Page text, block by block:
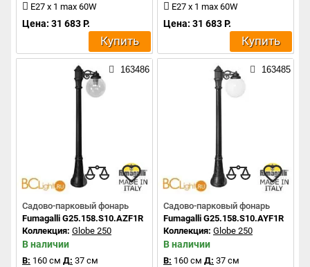
E27 x 1 max 60W
Цена: 31 683 Р.
Купить
E27 x 1 max 60W
Цена: 31 683 Р.
Купить
163486
Садово-парковый фонарь
Fumagalli G25.158.S10.AZF1R
Коллекция: Globe 250
В наличии
В: 160 см Д: 37 см
163485
Садово-парковый фонарь
Fumagalli G25.158.S10.AYF1R
Коллекция: Globe 250
В наличии
В: 160 см Д: 37 см